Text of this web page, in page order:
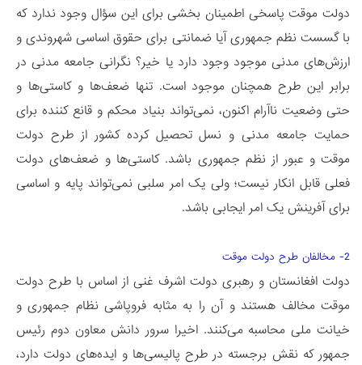
دولت موقت پاسخی اطمینان بخشی برای این سؤال وجود ندارد که
با گسست نظم جمهوری آیا ضمانتی برای حقوق اساسی شهروندی و
ارزش‌های مدنی موجود وجود دارد یا خیر؟ نگرانی جامعه مدنی در
برابر این طرح همچنان موجود است. تنها ضعف‌ها و کاستی‌ها و
حتی وضعیت ناآرام اکنون، نمی‌تواند بنیاد محکم و قانع کننده برای
حمایت جامعه مدنی و نسل تحصیل کرده کشور از طرح دولت
موقت و عبور از نظم جمهوری باشد. کاستی‌ها و ضعف‌های دولت
فعلی قابل انکار نیست؛ ولی یک امر سلبی نمی‌تواند پایه و اساسی
برای آفرینش یک امر ایجابی باشد.
2- مخالفان طرح دولت موقت
دولت افغانستان و رهبری دولت اشرف غنی از اساس با طرح دولت
موقت مخالف هستند و آن را به مثابه فروپاشی نظام جمهوری و
خیانت ملی محاسبه می‌کنند. اخیرا سرور دانش معاون دوم رئیس
جمهور که نقش برجسته در طرح پالیسی‌ها و ایده‌های دولت دارد،